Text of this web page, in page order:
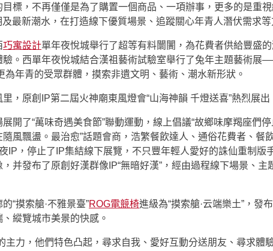
標，不再僅僅是為了購置一個商品、一項辦事，更多的是重
最新潮水，在打造線下優質場景、追蹤關心年青人潛伏需求等
巧寓設計單年夜悅城舉行了超等有料闤闠，為花費者供給豐盛
。西單年夜悅城結合漢祖藝術試驗室舉行了兔年主題藝術展
為年青的受眾群體，摸索非遺文明、藝術、潮水新形狀。
，原創IP第二屆火神廟東風燈會“山海神韻 千燈送喜”熱烈展
開了“萬味奇遇美食節”聯動運動，線上倡議“故鄉味摩羯座們
風飄盪。最治愈”話題會商，浩繁餐飲達人、通俗花費者、餐
IP，停止了IP集結線下展覽，不只豐年輕人愛好的誅仙重制版
并發布了原創好漢群像IP“無暗好漢”，經由過程線下場景、
“摸索艙·不雅景臺”ROG電競椅進級為“摸索艙·云端樂土”，發
縱覽城市美景的快感。
主力，他們特色凸起，尋求自我、愛好互動分送朋友、尋求